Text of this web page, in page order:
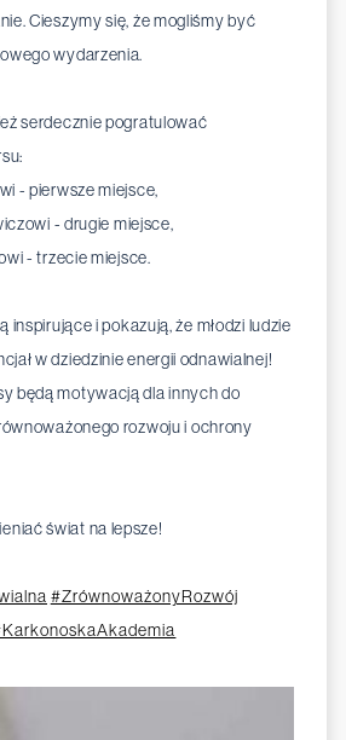
Cieszymy się, że mogliśmy być
wydarzenia.
serdecznie pogratulować
- pierwsze miejsce,
- drugie miejsce,
- trzecie miejsce.
inspirujące i pokazują, że młodzi ludzie
w dziedzinie energii odnawialnej!
będą motywacją dla innych do
rozwoju i ochrony
świat na lepsze!
#ZrównoważonyRozwój